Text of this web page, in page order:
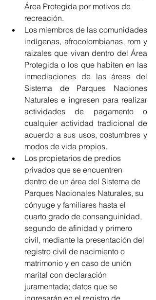
Área Protegida por motivos de
recreación.
Los miembros de las comunidades
indígenas, afrocolombianas, rom y
raizales que vivan dentro del Área
Protegida o los que habiten en las
inmediaciones de las áreas del
Sistema de Parques Naciones
Naturales e ingresen para realizar
actividades de pagamento o
cualquier actividad tradicional de
acuerdo a sus usos, costumbres y
modos de vida propios.
Los propietarios de predios
privados que se encuentren
dentro de un área del Sistema de
Parques Nacionales Naturales, su
cónyuge y familiares hasta el
cuarto grado de consanguinidad,
segundo de afinidad y primero
civil, mediante la presentación del
registro civil de nacimiento o
matrimonio y en caso de unión
marital con declaración
juramentada; datos que se
ingresarán en el registro de